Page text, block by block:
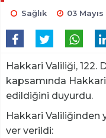
Sağlık 03
Hakkari Valiliği,
kapsamında
edildiğini duyurdu.
Hakkari Valiliğinden
ver verildi: